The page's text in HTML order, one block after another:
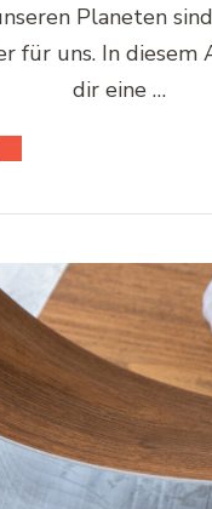
Planeten
für uns. In
dir eine …